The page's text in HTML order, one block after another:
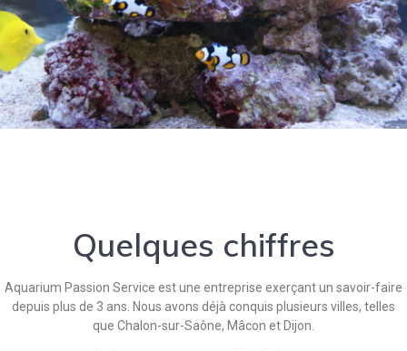
Quelques chiffres
Aquarium Passion Service est une entreprise exerçant un savoir-faire
depuis plus de 3 ans. Nous avons déjà conquis plusieurs villes, telles
que Chalon-sur-Saône, Mâcon et Dijon.